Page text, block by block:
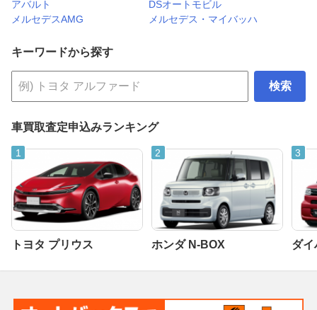
アバルト
DSオートモビル
メルセデスAMG
メルセデス・マイバッハ
キーワードから探す
検索
車買取査定申込みランキング
トヨタ プリウス ホンダ N-BOX ダイ